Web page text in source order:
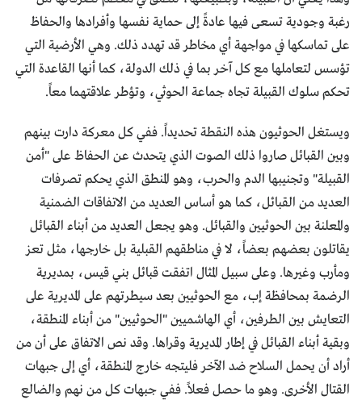
رغبة وجودية تسعى فيها عادةً إلى حماية نفسها وأفرادها والحفاظ
على تماسكها في مواجهة أي مخاطر قد تهدد ذلك. وهي الأرضية التي
تؤسس لتعاملها مع كل آخر بما في ذلك الدولة، كما أنها القاعدة التي
تحكم سلوك القبيلة تجاه جماعة الحوثي، وتؤطر علاقتهما معاً.
ويستغل الحوثيون هذه النقطة تحديداً. ففي كل معركة دارت بينهم
وبين القبائل صاروا ذلك الصوت الذي يتحدث عن الحفاظ على "أمن
القبيلة" وتجنيبها الدم والحرب، وهو المنطق الذي يحكم تصرفات
العديد من القبائل، كما هو أساس العديد من الاتفاقات الضمنية
والمعلنة بين الحوثيين والقبائل. وهو يجعل العديد من أبناء القبائل
يقاتلون بعضهم بعضاً، لا في مناطقهم القبلية بل خارجها، مثل تعز
ومأرب وغيرها. وعلى سبيل المثال اتفقت قبائل بني قيس، بمديرية
الرضمة بمحافظة إب، مع الحوثيين بعد سيطرتهم على المديرية على
التعايش بين الطرفين، أي الهاشميين "الحوثيين" من أبناء المنطقة،
وبقية أبناء القبائل في إطار المديرية وقراها. وقد نص الاتفاق على أن من
أراد أن يحمل السلاح ضد الآخر فليتجه خارج المنطقة، أي إلى جبهات
القتال الأخرى. وهو ما حصل فعلاً. ففي جبهات كل من نهم والضالع